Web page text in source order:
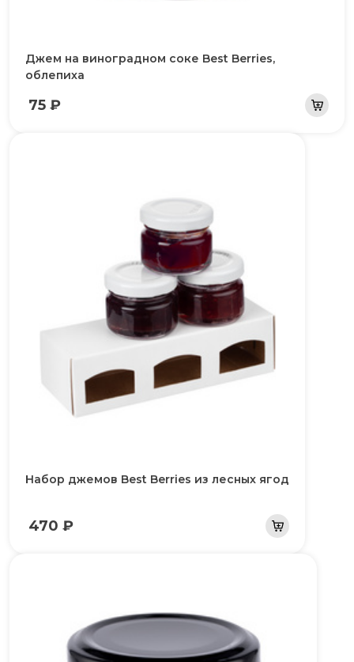
Джем на виноградном соке Best Berries,
облепиха
75 ₽
Набор джемов Best Berries из лесных ягод
470 ₽